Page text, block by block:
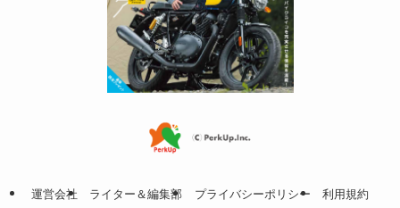
運営会社 ライター＆編集部 プライバシーポリシー 利用規約